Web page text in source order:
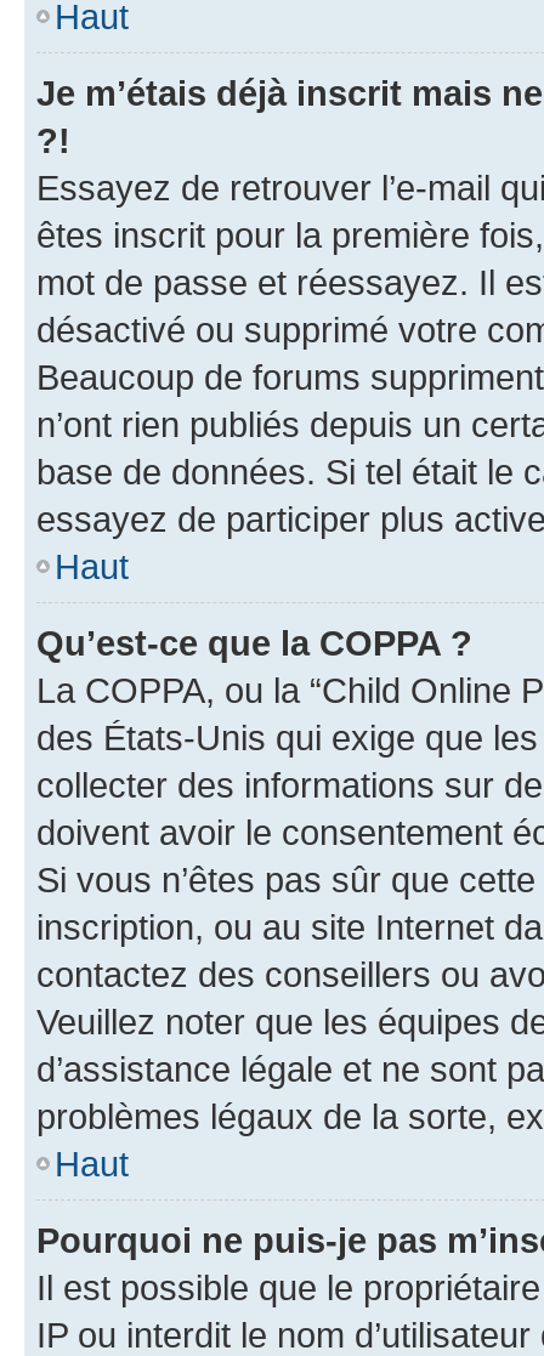
Haut
Je m’étais déjà inscrit mais
?!
Essayez de retrouver l’e-mail
êtes inscrit pour la première
mot de passe et réessayez. Il
désactivé ou supprimé votre
Beaucoup de forums
n’ont rien publiés depuis un
base de données. Si tel était le
essayez de participer plus
Haut
Qu’est-ce que la COPPA ?
La COPPA, ou la “Child Online
des États-Unis qui exige que
collecter des informations sur
doivent avoir le consentement
Si vous n’êtes pas sûr que
inscription, ou au site Internet
contactez des conseillers ou
Veuillez noter que les équipes
d’assistance légale et ne sont
problèmes légaux de la sorte,
Haut
Pourquoi ne puis-je pas
Il est possible que le
IP ou interdit le nom